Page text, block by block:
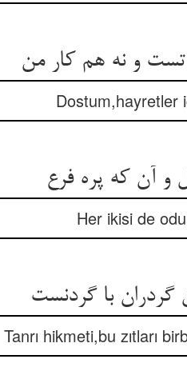
Dostum,hayretler
Her ikisi de
Tanrı hikmeti,bu zıtları